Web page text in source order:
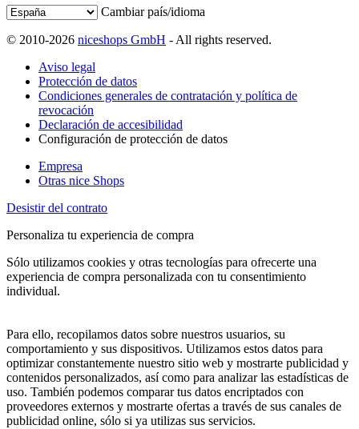
Cambiar país/idioma
© 2010-2026 niceshops GmbH - All rights reserved.
Aviso legal
Protección de datos
Condiciones generales de contratación y política de
revocación
Declaración de accesibilidad
Configuración de protección de datos
Empresa
Otras nice Shops
Desistir del contrato
Personaliza tu experiencia de compra
Sólo utilizamos cookies y otras tecnologías para ofrecerte una
experiencia de compra personalizada con tu consentimiento
individual.
Para ello, recopilamos datos sobre nuestros usuarios, su
comportamiento y sus dispositivos. Utilizamos estos datos para
optimizar constantemente nuestro sitio web y mostrarte publicidad y
contenidos personalizados, así como para analizar las estadísticas de
uso. También podemos comparar tus datos encriptados con
proveedores externos y mostrarte ofertas a través de sus canales de
publicidad online, sólo si ya utilizas sus servicios.